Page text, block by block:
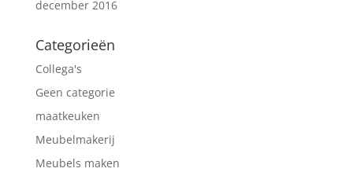
december 2016
Categorieën
Collega's
Geen categorie
maatkeuken
Meubelmakerij
Meubels maken